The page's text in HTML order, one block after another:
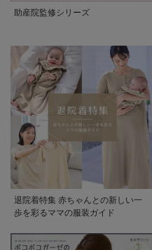
助産院監修シリーズ
退院着特集 赤ちゃんとの新しい一
歩を彩るママの服装ガイド